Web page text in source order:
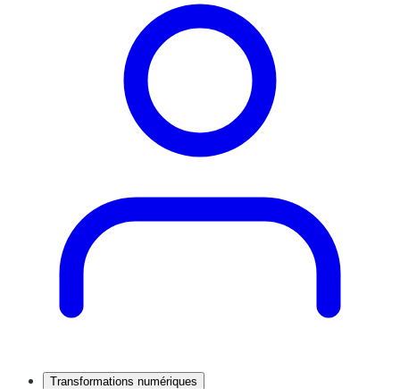
Transformations numériques